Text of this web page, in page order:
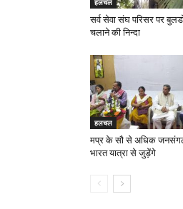
हलचल
सर्व सेवा संघ परिसर पर
चलाने की निन्दा
हलचल
मप्र के सौ से अधिक
भारत यात्रा से जुड़ेंगे